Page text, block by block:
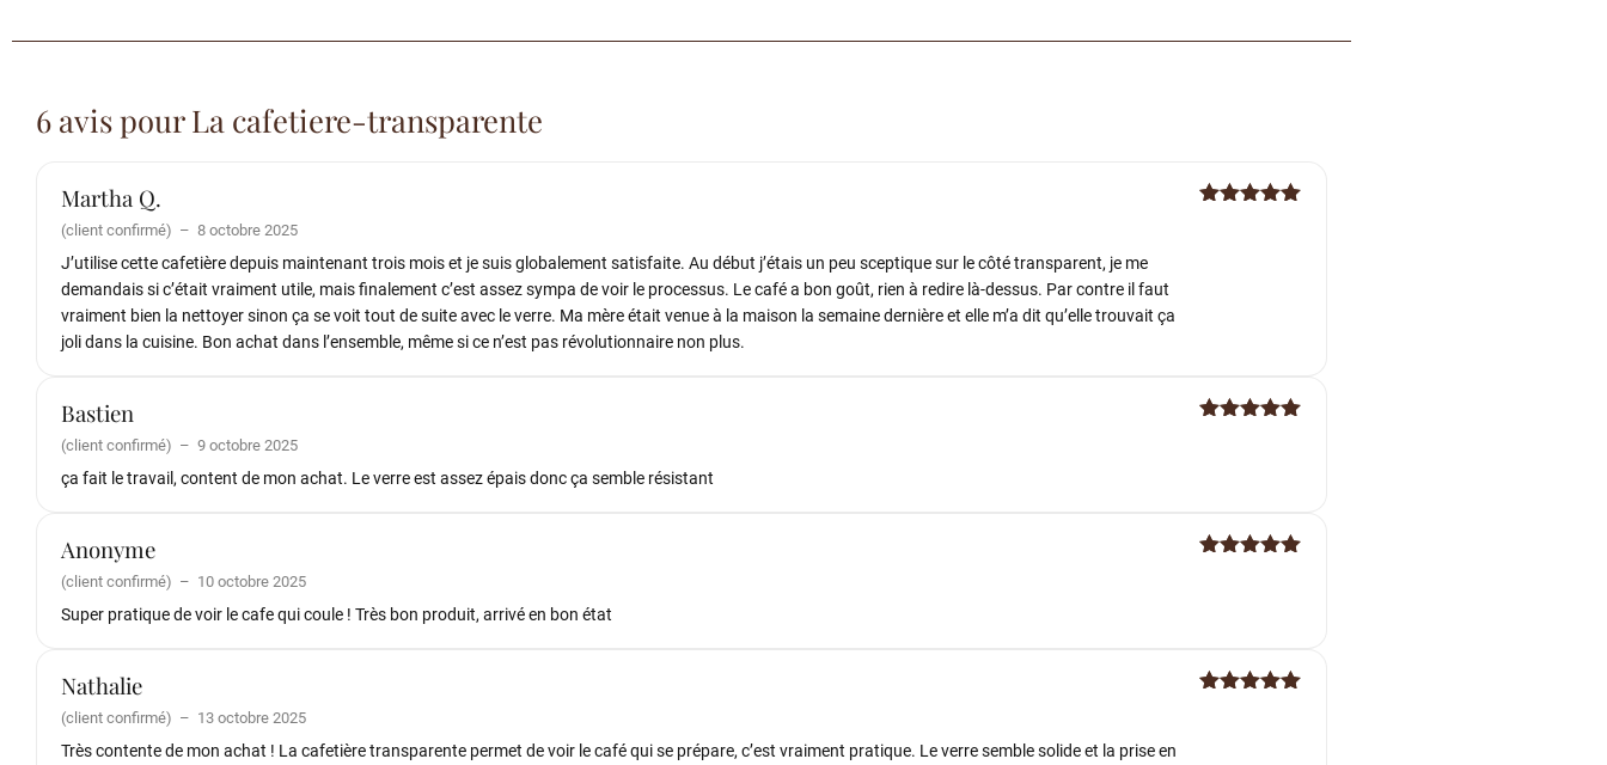
6 avis pourLa cafetiere-transparente
Martha Q.
(client confirmé) – 8 octobre 2025
J’utilise cette cafetière depuis maintenant trois mois et je suis globalement satisfaite. Au début j’étais un peu sceptique sur le côté transparent, je me
demandais si c’était vraiment utile, mais finalement c’est assez sympa de voir le processus. Le café a bon goût, rien à redire là-dessus. Par contre il faut
vraiment bien la nettoyer sinon ça se voit tout de suite avec le verre. Ma mère était venue à la maison la semaine dernière et elle m’a dit qu’elle trouvait ça
joli dans la cuisine. Bon achat dans l’ensemble, même si ce n’est pas révolutionnaire non plus.
Bastien
(client confirmé) – 9 octobre 2025
ça fait le travail, content de mon achat. Le verre est assez épais donc ça semble résistant
Anonyme
(client confirmé) – 10 octobre 2025
Super pratique de voir le cafe qui coule ! Très bon produit, arrivé en bon état
Nathalie
(client confirmé) – 13 octobre 2025
Très contente de mon achat ! La cafetière transparente permet de voir le café qui se prépare, c’est vraiment pratique. Le verre semble solide et la prise en